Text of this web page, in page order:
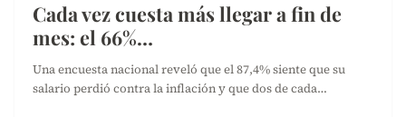
Cada vez cuesta más llegar a fin de
mes: el 66%…
Una encuesta nacional reveló que el 87,4% siente que su
salario perdió contra la inflación y que dos de cada…